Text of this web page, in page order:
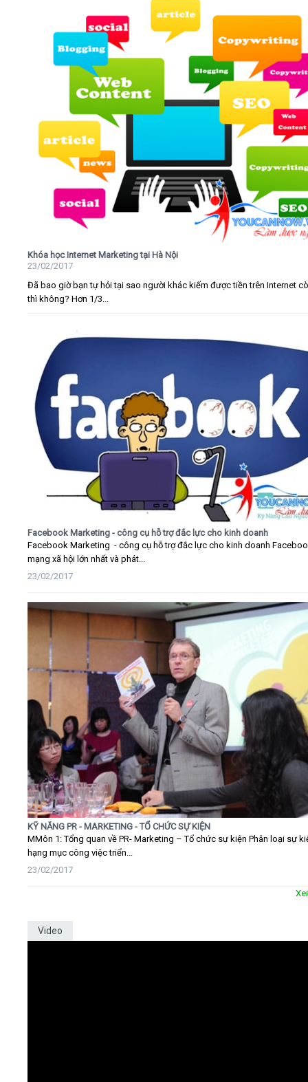
Khóa học Internet Marketing tại Hà Nội
23/02/2017
Đã bao giờ bạn tự hỏi tại sao người khác kiếm được tiền trên Internet
thì không? Hơn 1/3...
Facebook Marketing - công cụ hỗ trợ đắc lực cho kinh doanh
Facebook Marketing - công cụ hỗ trợ đắc lực cho kinh doanh
mạng xã hội lớn nhất và phát...
23/02/2017
KỸ NĂNG PR - MARKETING - TỔ CHỨC SỰ KIỆN
MMôn 1: Tổng quan về PR- Marketing – Tổ chức sự kiện Phân loại sự
hạng mục công việc triển...
23/02/2017
Video